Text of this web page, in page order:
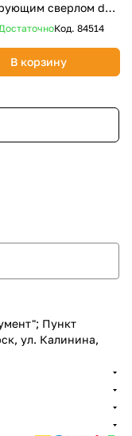
сверлом d82
Код. 84514
В корзину
Пункт
ул. Калинина,